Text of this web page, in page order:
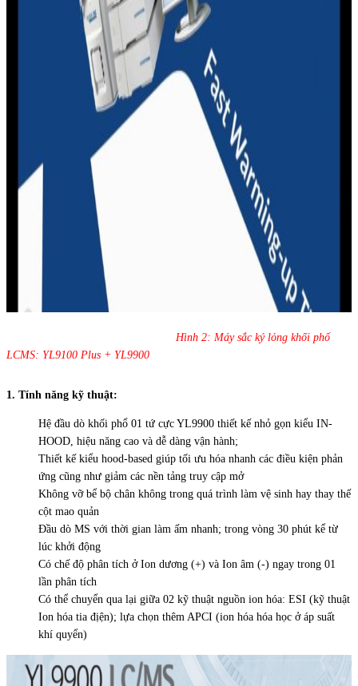
Hình 2: Máy sắc ký lỏng khối phổ
LCMS: YL9100 Plus + YL9900
1. Tính năng kỹ thuật:
Hệ đầu dò khối phổ 01 tứ cực YL9900 thiết kế nhỏ gọn kiểu IN-
HOOD, hiệu năng cao và dễ dàng vận hành;
Thiết kế kiểu hood-based giúp tối ưu hóa nhanh các điều kiện phản
ứng cũng như giảm các nền tảng truy cập mở
Không vỡ bể bộ chân không trong quá trình làm vệ sinh hay thay thế
cột mao quản
Đầu dò MS với thời gian làm ấm nhanh; trong vòng 30 phút kể từ
lúc khởi động
Có chế độ phân tích ở Ion dương (+) và Ion âm (-) ngay trong 01
lần phân tích
Có thể chuyển qua lại giữa 02 kỹ thuật nguồn ion hóa: ESI (kỹ thuật
Ion hóa tia địện); lựa chọn thêm APCI (ion hóa hóa học ở áp suất
khí quyển)